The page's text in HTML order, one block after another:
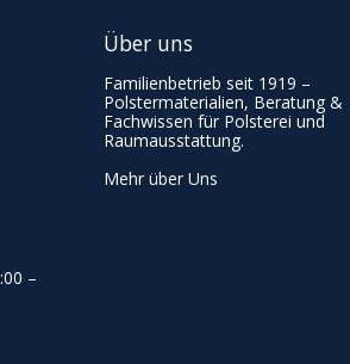
:00 –
Über uns
Familienbetrieb seit 1919 –
Polstermaterialien, Beratung &
Fachwissen für Polsterei und
Raumausstattung.
Mehr über Uns